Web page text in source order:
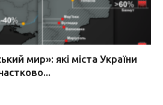
мир»: які міста України